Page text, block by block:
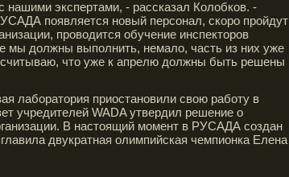
нашими экспертами, - рассказал Колобков. -
появляется новый персонал, скоро пройдут
проводится обучение инспекторов
мы должны выполнить, немало, часть из них уже
что уже к апрелю должны быть решены
лаборатория приостановили свою работу в
учредителей WADA утвердил решение о
В настоящий момент в РУСАДА создан
двукратная олимпийская чемпионка Елена